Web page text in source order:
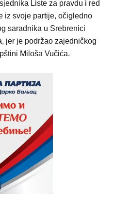
Liste za pravdu i red
iz svoje partije, očigledno
saradnika u Srebrenici
jer je podržao zajedničkog
Miloša Vučića.